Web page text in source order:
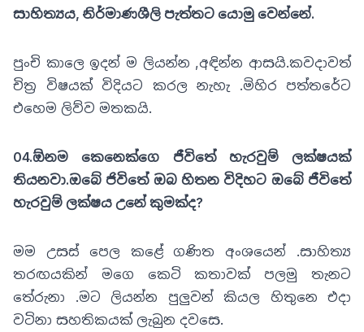
සාහිත්‍යය, නිර්මාණශීලි පැත්තට යොමු වෙන්නේ.
පුංචි කාලෙ ඉදන් ම ලියන්න ,අඳින්න ආසයි.කවදාවත්
චිත්‍ර විෂයක් විදියට කරල නැහැ .මිහිර පත්තරේට
එහෙම ලිව්ව මතකයි.
04.ඕනම කෙනෙක්ගෙ ජීවිතේ හැරවුම් ලක්ෂයක්
තියනවා.ඔබේ ජිවිතේ ඔබ හිතන විදිහට ඔබේ ජීවිතේ
හැරවුම් ලක්ෂය උනේ කුමක්ද?
මම උසස් පෙල කළේ ගණිත අංශයෙන් .සාහිත්‍ය
තරඟයකින් මගෙ කෙටි කතාවක් පලමු තැනට
තේරුනා .මට ලියන්න පුලුවන් කියල හිතුනෙ එදා
වටිනා සහතිකයක් ලැබුන දවසෙ.